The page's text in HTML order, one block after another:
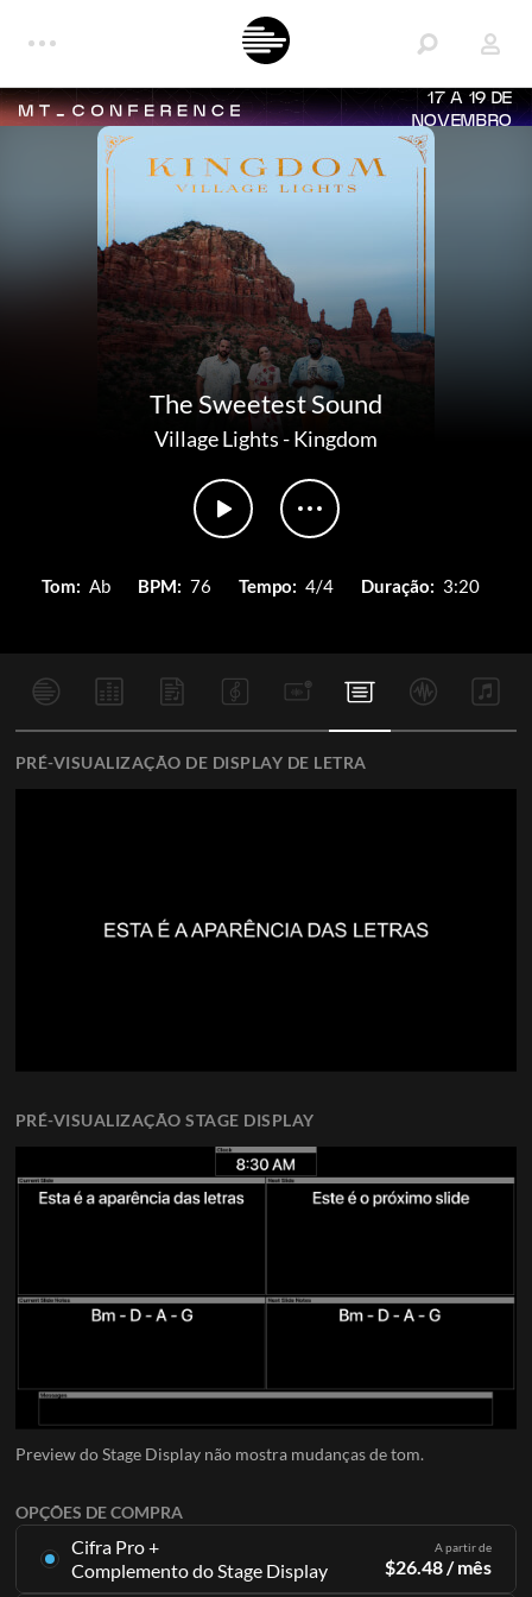
17 A 19 DE
NOVEMBRO
The Sweetest Sound
Village Lights-Kingdom
Tom: Ab BPM: 76 Tempo: 4/4 Duração: 3:20
OPÇÕES DE COMPRA
Cifra Pro +
Complemento do Stage Display
A partir de
$26.48/ mês
PRÉ-VISUALIZAÇÃO DE DISPLAY DE LETRA
PRÉ-VISUALIZAÇÃO STAGE DISPLAY
Preview do Stage Display não mostra mudanças de tom.